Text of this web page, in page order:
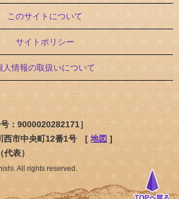
このサイトについて
サイトポリシー
人情報の取扱いについて
：9000020282171］
西市中央町12番1号 [ 地図 ]
表）
All rights reserved.